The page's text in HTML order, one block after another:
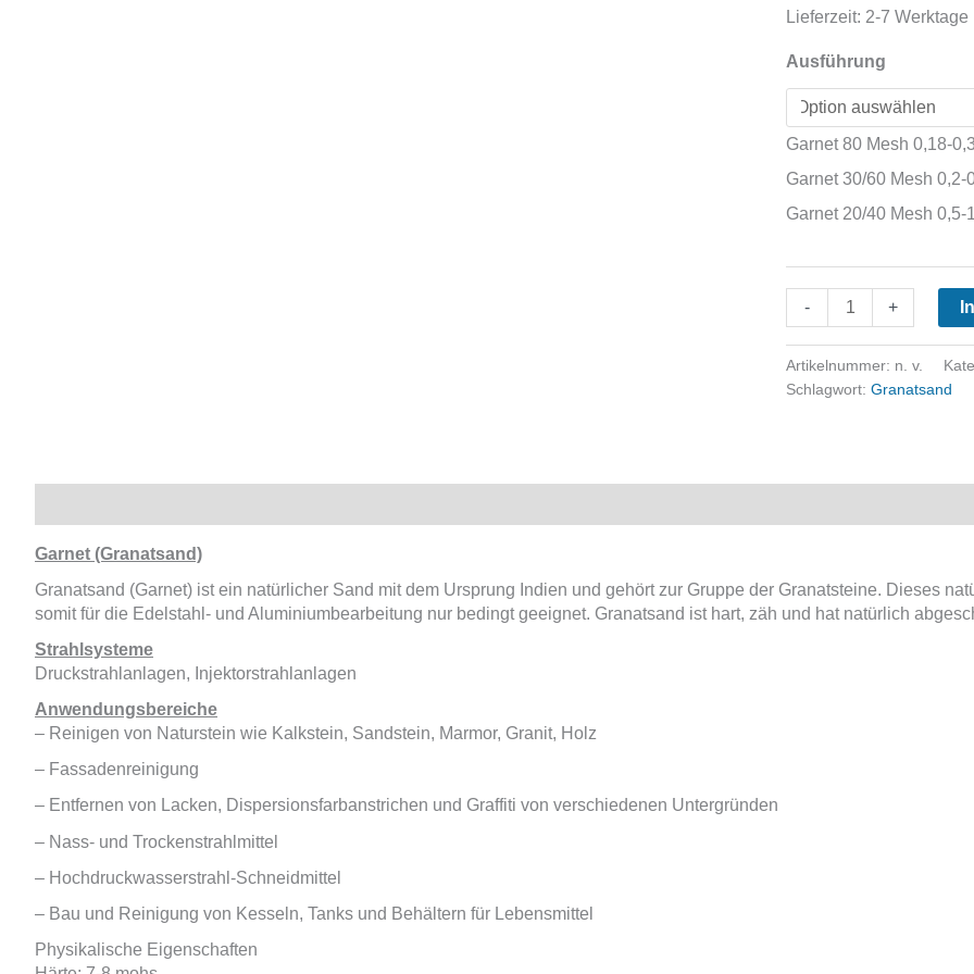
Lieferzeit: 2-7 Werktage
Ausführung
Garnet 80 Mesh 0,18-
Garnet 30/60 Mesh 0,2-
Garnet 20/40 Mesh 0,5-
-
Sack
à
25kg
Menge
+
Artikelnummer: n. v.
Schlagwort:Granatsand
Garnet (Granatsand)
Granatsand (Garnet) ist ein natürlicher Sand mit dem Ursprung Indien und gehört zur Gruppe der Granatsteine. Dieses
somit für die Edelstahl- und Aluminiumbearbeitung nur bedingt geeignet. Granatsand ist hart, zäh und hat natürlich
Strahlsysteme
Druckstrahlanlagen, Injektorstrahlanlagen
Anwendungsbereiche
– Reinigen von Naturstein wie Kalkstein, Sandstein, Marmor, Granit, Holz
– Fassadenreinigung
– Entfernen von Lacken, Dispersionsfarbanstrichen und Graffiti von verschiedenen Untergründen
– Nass- und Trockenstrahlmittel
– Hochdruckwasserstrahl-Schneidmittel
– Bau und Reinigung von Kesseln, Tanks und Behältern für Lebensmittel
Physikalische Eigenschaften